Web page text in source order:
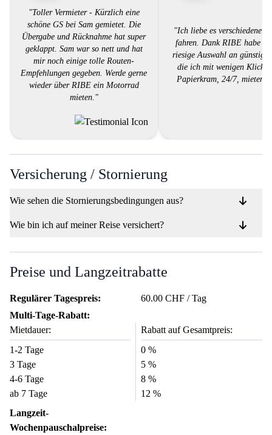
"Toller Vermieter - Kürzlich eine
schöne GS bei Sam gemietet. Die
Übergabe und Rücknahme hat super
geklappt. Sam war so nett und hat
mir noch einige tolle Routen-
Empfehlungen gegeben. Werde gerne
wieder über RIBE ein Motorrad
mieten."
"Ich liebe es verschiedene
fahren. Dank RIBE habe
riesige Auswahl an
die ich mit wenigen Klicks,
Papierkram, 24/7, mieten
Versicherung / Stornierung
Wie sehen die Stornierungsbedingungen aus?
Wie bin ich auf meiner Reise versichert?
Preise und Langzeitrabatte
Regulärer Tagespreis:
60.00 CHF / Tag
Multi-Tage-Rabatt:
Mietdauer:
Rabatt auf Gesamtpreis:
1-2 Tage
0 %
3 Tage
5 %
4-6 Tage
8 %
ab 7 Tage
12 %
Langzeit-
Wochenpauschalpreise: